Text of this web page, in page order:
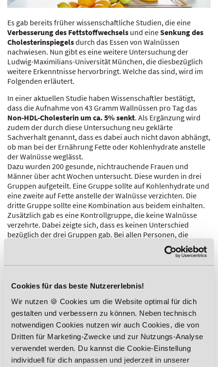
Cookies für das beste Nutzererlebnis!
Wir nutzen 🍪 Cookies um die Website optimal für dich
gestalten und verbessern zu können. Neben technisch
notwendigen Cookies nutzen wir auch Cookies, die von
Dritten für Marketing-Zwecke und zur Nutzungs-Analyse
verwendet werden. Du kannst die Cookie-Einstellung
individuell für dich anpassen und jederzeit in unserer
Es gab bereits früher wissenschaftliche Studien, die eine
Verbesserung des Fettstoffwechsels und eineSenkung des
Cholesterinspiegelsdurch das Essen von Walnüssen
nachwiesen. Nun gibt es eine weitere Untersuchung der
Ludwig-Maximilians-Universität München, die diesbezüglich
weitere Erkenntnisse hervorbringt. Welche das sind, wird im
Folgenden erläutert.
In einer aktuellen Studie haben Wissenschaftler bestätigt,
dass die Aufnahme von 43 Gramm Wallnüssen pro Tag das
Non-HDL-Cholesterin um ca. 5% senkt. Als Ergänzung wird
zudem der durch diese Untersuchung neu geklärte
Sachverhalt genannt, dass es dabei auch nicht davon abhängt,
ob man bei der Ernährung Fette oder Kohlenhydrate anstelle
der Walnüsse weglässt.
Dazu wurden 200 gesunde, nichtrauchende Frauen und
Männer über acht Wochen untersucht. Diese wurden in drei
Gruppen aufgeteilt. Eine Gruppe sollte auf Kohlenhydrate und
eine zweite auf Fette anstelle der Walnüsse verzichten. Die
dritte Gruppe sollte eine Kombination aus beidem einhalten.
Zusätzlich gab es eine Kontrollgruppe, die keine Walnüsse
verzehrte. Dabei zeigte sich, dass es keinen Unterschied
bezüglich der drei Gruppen gab. Bei allen Personen, die
Walnüsse verzehrten, wurde eine cholesterinsenkende
Darüber hinaus wurde auch untersucht, ob es einen
oder als Snack gegessen wurden. Aber auch hier wurde kein
Somit ist nachgewiesenermaßen allein der Walnussverzehr
für die
etwa ob man gleichzeitig auf Kohlenhydrate oder Fette
verzichtet. Zudem ist es nicht ausschlaggebend, zu welcher
Mahlzeit man die Walnüsse verzehrt.